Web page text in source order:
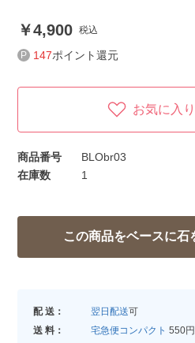
4,900 税込
147ポイント還元
お気に入
商品番号
BLObr03
在庫数
1
配 送： 翌日配送可
送 料：
宅急便コンパクト 550